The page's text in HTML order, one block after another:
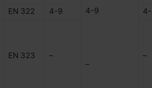
4-9
–
ΕΝ 322 4-9
ΕΝ 323 – –